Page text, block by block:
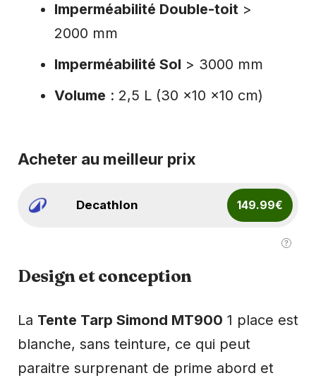
Imperméabilité Double-toit>
2000 mm
Imperméabilité Sol > 3000 mm
Volume : 2,5 L (30 x10 x10 cm)
Acheter au meilleur prix
Decathlon 149.99€
Design et conception
La Tente Tarp Simond MT900 1 place est
blanche, sans teinture, ce qui peut
paraitre surprenant de prime abord et